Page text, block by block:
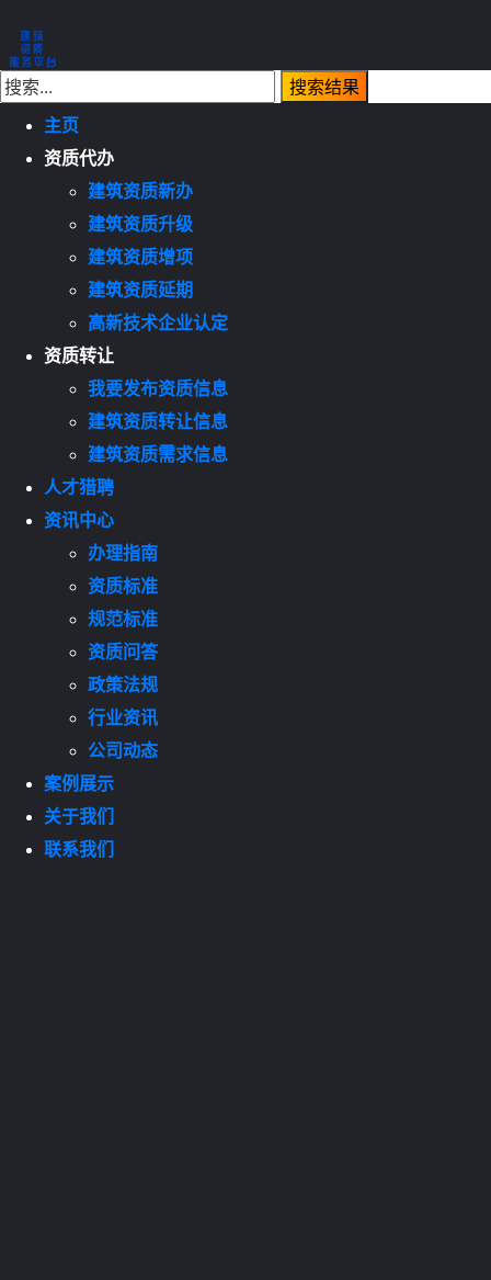
主页
资质代办
建筑资质新办
建筑资质升级
建筑资质增项
建筑资质延期
高新技术企业认定
资质转让
我要发布资质信息
建筑资质转让信息
建筑资质需求信息
人才猎聘
资讯中心
办理指南
资质标准
规范标准
资质问答
政策法规
行业资讯
公司动态
案例展示
关于我们
联系我们